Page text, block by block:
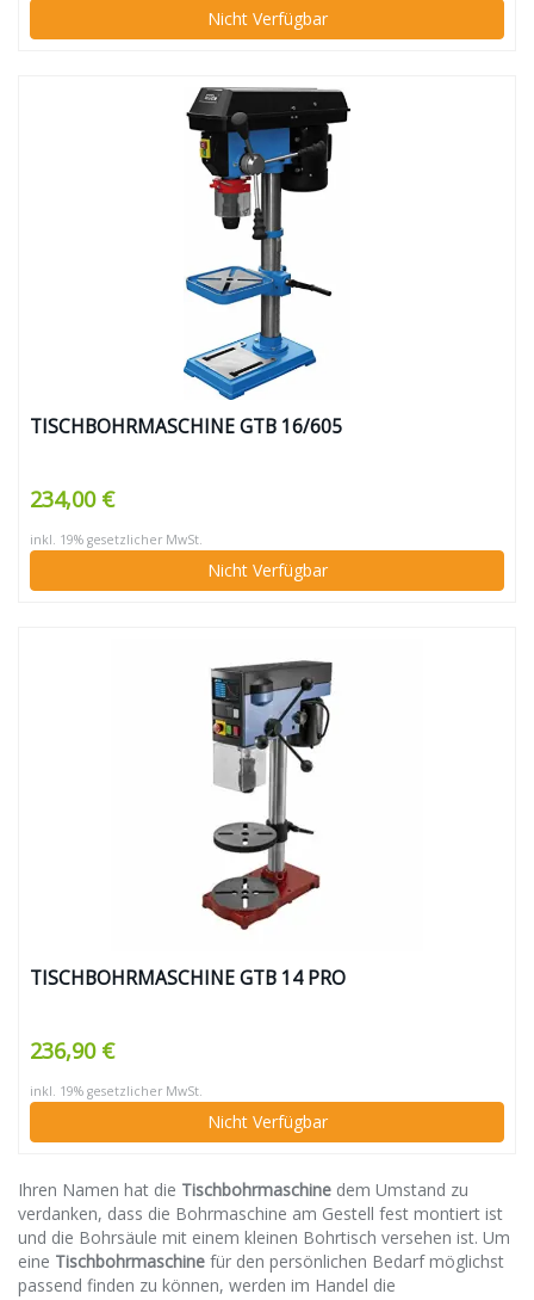
Nicht Verfügbar
TISCHBOHRMASCHINE GTB 16/605
234,00 €
inkl. 19% gesetzlicher MwSt.
Nicht Verfügbar
TISCHBOHRMASCHINE GTB 14 PRO
236,90 €
inkl. 19% gesetzlicher MwSt.
Nicht Verfügbar
Ihren Namen hat die Tischbohrmaschine dem Umstand zu
verdanken, dass die Bohrmaschine am Gestell fest montiert ist
und die Bohrsäule mit einem kleinen Bohrtisch versehen ist. Um
eine Tischbohrmaschine für den persönlichen Bedarf möglichst
passend finden zu können, werden im Handel die